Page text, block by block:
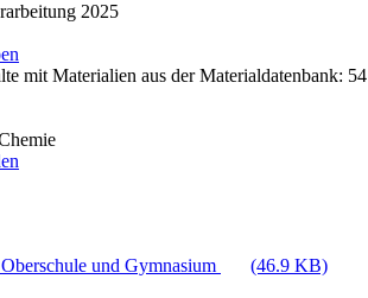
2025
mit Materialien aus der Materialdatenbank: 54
und Gymnasium
(46.9 KB)